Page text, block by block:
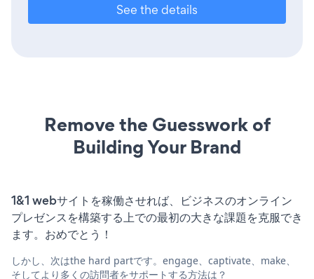
See the details
Remove the Guesswork of
Building Your Brand
1&1 webサイトを稼働させれば、ビジネスのオンライン
プレゼンスを構築する上での最初の大きな課題を克服でき
ます。おめでとう！
しかし、次はthe hard partです。engage、captivate、make、
そしてより多くの訪問者をサポートする方法は？